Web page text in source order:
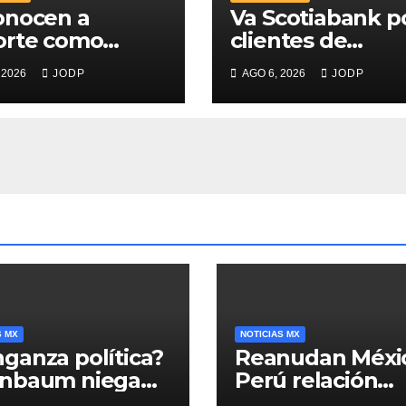
a
como
Banco para
supera 14%
JODP
Va Scotiabank
clientes de
patrimonio
emergente
AGO 6, 2026 JODP
MX
política?
niega
NOTICIAS MX
Reanudan
Perú relación